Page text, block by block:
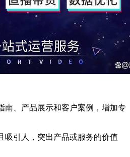
、产品展示和客户案例，增加专
引人，突出产品或服务的价值